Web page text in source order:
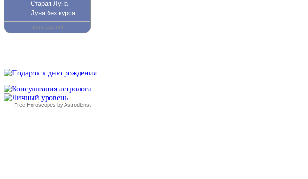
Free Horoscopes by Astrodienst